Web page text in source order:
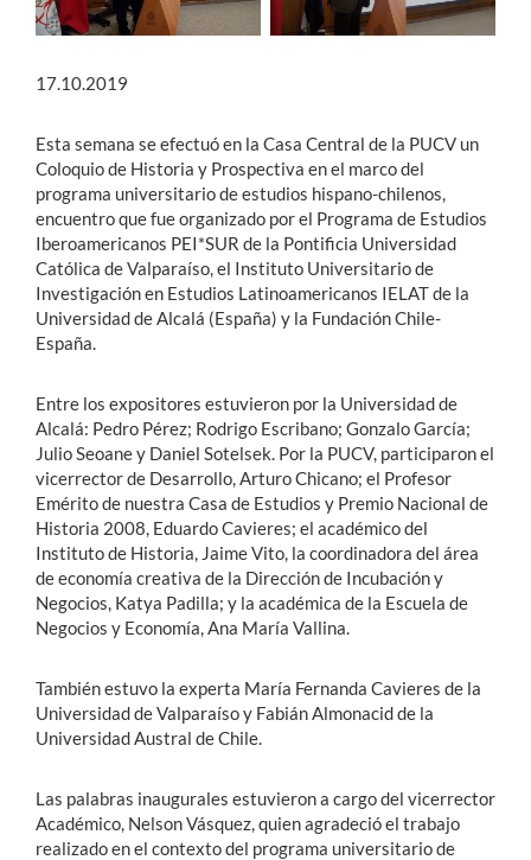
17.10.2019
Esta semana se efectuó en la Casa Central de la PUCV un
Coloquio de Historia y Prospectiva en el marco del
programa universitario de estudios hispano-chilenos,
encuentro que fue organizado por el Programa de Estudios
Iberoamericanos PEI*SUR de la Pontificia Universidad
Católica de Valparaíso, el Instituto Universitario de
Investigación en Estudios Latinoamericanos IELAT de la
Universidad de Alcalá (España) y la Fundación Chile-
España.
Entre los expositores estuvieron por la Universidad de
Alcalá: Pedro Pérez; Rodrigo Escribano; Gonzalo García;
Julio Seoane y Daniel Sotelsek. Por la PUCV, participaron el
vicerrector de Desarrollo, Arturo Chicano; el Profesor
Emérito de nuestra Casa de Estudios y Premio Nacional de
Historia 2008, Eduardo Cavieres; el académico del
Instituto de Historia, Jaime Vito, la coordinadora del área
de economía creativa de la Dirección de Incubación y
Negocios, Katya Padilla; y la académica de la Escuela de
Negocios y Economía, Ana María Vallina.
También estuvo la experta María Fernanda Cavieres de la
Universidad de Valparaíso y Fabián Almonacid de la
Universidad Austral de Chile.
Las palabras inaugurales estuvieron a cargo del vicerrector
Académico, Nelson Vásquez, quien agradeció el trabajo
realizado en el contexto del programa universitario de